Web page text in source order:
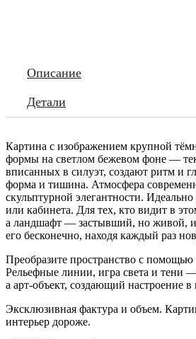
Описание
Детали
Картина с изображением крупной
формы на светлом бежевом фоне —
вписанных в силуэт, создают ритм и
форма и тишина. Атмосфера
скульптурной элегантности.
или кабинета. Для тех, кто видит в
а ландшафт — застывший, но живой, и
его бесконечно, находя каждый раз
Преобразите пространство с помощью
Рельефные линии, игра света и тени
а арт-объект, создающий настроение
Эксклюзивная фактура и объем.
интерьер дороже.